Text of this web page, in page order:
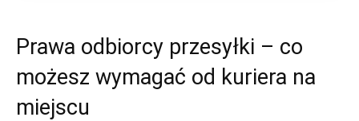
Prawa odbiorcy przesyłki – co
możesz wymagać od kuriera na
miejscu